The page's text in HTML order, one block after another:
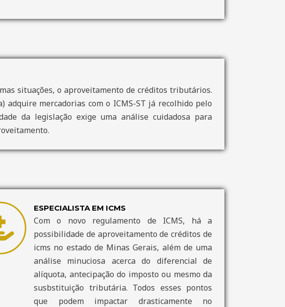
situações, o aproveitamento de créditos tributários.
mercadorias com o ICMS-ST já recolhido pelo
da legislação exige uma análise cuidadosa para
ESPECIALISTA EM ICMS
Com o novo regulamento de ICMS, há a
possibilidade de aproveitamento de créditos de
icms no estado de Minas Gerais, além de uma
análise minuciosa acerca do diferencial de
alíquota, antecipação do imposto ou mesmo da
susbstituição tributária. Todos esses pontos
que podem impactar drasticamente no